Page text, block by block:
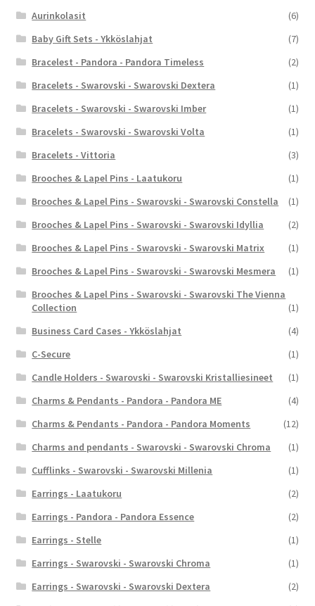
Aurinkolasit
(6)
Baby Gift Sets - Ykköslahjat
(7)
Bracelest - Pandora - Pandora Timeless
(2)
Bracelets - Swarovski - Swarovski Dextera
(1)
Bracelets - Swarovski - Swarovski Imber
(1)
Bracelets - Swarovski - Swarovski Volta
(1)
Bracelets - Vittoria
(3)
Brooches & Lapel Pins - Laatukoru
(1)
Brooches & Lapel Pins - Swarovski - Swarovski Constella
(1)
Brooches & Lapel Pins - Swarovski - Swarovski Idyllia
(2)
Brooches & Lapel Pins - Swarovski - Swarovski Matrix
(1)
Brooches & Lapel Pins - Swarovski - Swarovski Mesmera
(1)
Brooches & Lapel Pins - Swarovski - Swarovski The Vienna
Collection
(1)
Business Card Cases - Ykköslahjat
(4)
C-Secure
(1)
Candle Holders - Swarovski - Swarovski Kristalliesineet
(1)
Charms & Pendants - Pandora - Pandora ME
(4)
Charms & Pendants - Pandora - Pandora Moments
(12)
Charms and pendants - Swarovski - Swarovski Chroma
(1)
Cufflinks - Swarovski - Swarovski Millenia
(1)
Earrings - Laatukoru
(2)
Earrings - Pandora - Pandora Essence
(2)
Earrings - Stelle
(1)
Earrings - Swarovski - Swarovski Chroma
(1)
Earrings - Swarovski - Swarovski Dextera
(2)